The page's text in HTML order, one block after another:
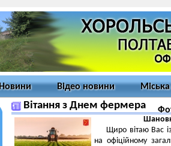
Новини Відео новини
Вітання з Днем фермера
Щиро вітаю Вас
на офіційному